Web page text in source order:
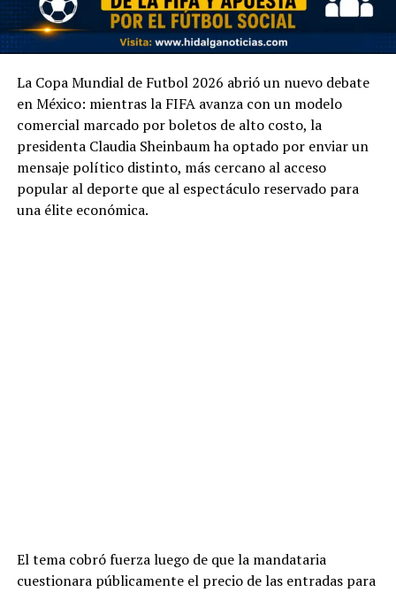
La Copa Mundial de Futbol 2026 abrió un nuevo debate
en México: mientras la FIFA avanza con un modelo
comercial marcado por boletos de alto costo, la
presidenta Claudia Sheinbaum ha optado por enviar un
mensaje político distinto, más cercano al acceso
popular al deporte que al espectáculo reservado para
una élite económica.
El tema cobró fuerza luego de que la mandataria
cuestionara públicamente el precio de las entradas para